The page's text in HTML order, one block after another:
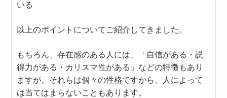
いる
以上のポイントについてご紹介してきました。
もちろん、存在感のある人には、「自信がある・説
得力がある・カリスマ性がある」などの特徴もあり
ますが、それらは個々の性格ですから、人によって
は当てはまらないこともあります。